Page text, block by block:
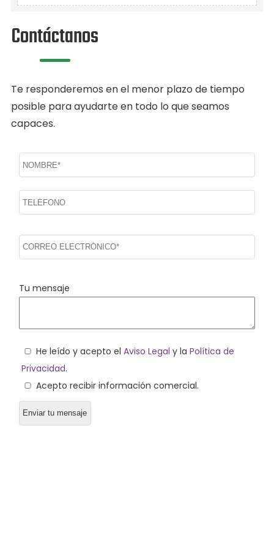
Contáctanos
Te responderemos en el menor plazo de tiempo
posible para ayudarte en todo lo que seamos
capaces.
Tu mensaje
He leído y acepto el Aviso Legal y la Política de
Privacidad.
Acepto recibir información comercial.